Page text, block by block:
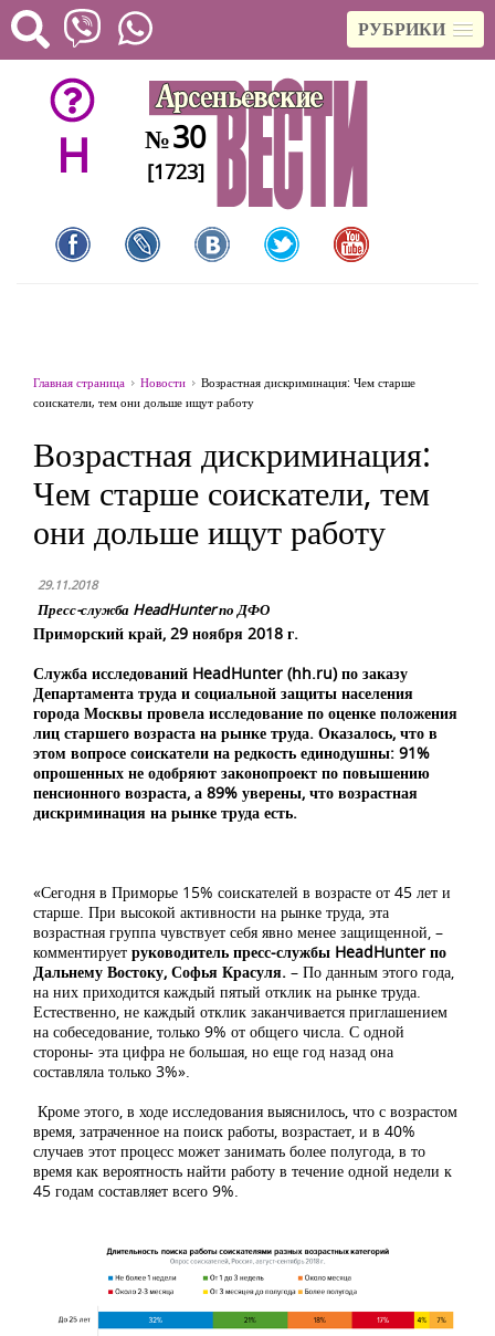
РУБРИКИ
H №30
[1723]
Главная страница Новости
Возрастная дискриминация: Чем старше
соискатели, тем они дольше ищут работу
Возрастная дискриминация:
Чем старше соискатели, тем
они дольше ищут работу
29.11.2018
Пресс-служба HeadHunter по ДФО
Приморский край, 29 ноября 2018 г.
Служба исследований HeadHunter (hh.ru) по заказу
Департамента труда и социальной защиты населения
города Москвы провела исследование по оценке положения
лиц старшего возраста на рынке труда. Оказалось, что в
этом вопросе соискатели на редкость единодушны: 91%
опрошенных не одобряют законопроект по повышению
пенсионного возраста, а 89% уверены, что возрастная
дискриминация на рынке труда есть.
«Сегодня в Приморье 15% соискателей в возрасте от 45 лет и
старше. При высокой активности на рынке труда, эта
возрастная группа чувствует себя явно менее защищенной, –
комментирует руководитель пресс-службы HeadHunter по
Дальнему Востоку, Софья Красуля. – По данным этого года,
на них приходится каждый пятый отклик на рынке труда.
Естественно, не каждый отклик заканчивается приглашением
на собеседование, только 9% от общего числа. С одной
стороны- эта цифра не большая, но еще год назад она
составляла только 3%».
Кроме этого, в ходе исследования выяснилось, что с возрастом
время, затраченное на поиск работы, возрастает, и в 40%
случаев этот процесс может занимать более полугода, в то
время как вероятность найти работу в течение одной недели к
45 годам составляет всего 9%.